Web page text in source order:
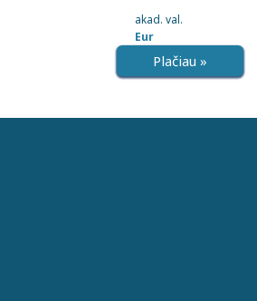
akad. val.
Eur
Plačiau »